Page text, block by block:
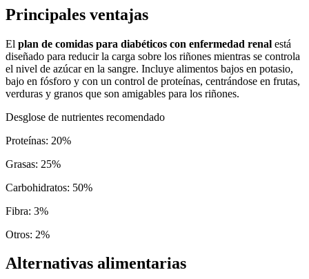
Principales ventajas
El plan de comidas para diabéticos con enfermedad renal está
diseñado para reducir la carga sobre los riñones mientras se controla
el nivel de azúcar en la sangre. Incluye alimentos bajos en potasio,
bajo en fósforo y con un control de proteínas, centrándose en frutas,
verduras y granos que son amigables para los riñones.
Desglose de nutrientes recomendado
Proteínas: 20%
Grasas: 25%
Carbohidratos: 50%
Fibra: 3%
Otros: 2%
Alternativas alimentarias